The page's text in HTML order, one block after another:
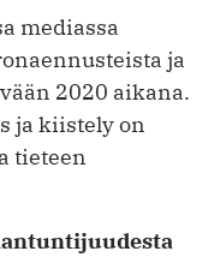
mediassa
ja
2020 aikana.
ja kiistely on
tieteen